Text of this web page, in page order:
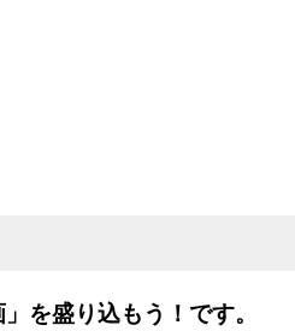
を盛り込もう！です。